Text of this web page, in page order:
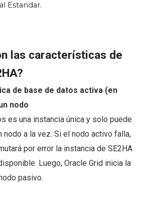
Estandar.
las características de
de base de datos activa (en
nodo
es una instancia única y solo puede
nodo a la vez. Si el nodo activo falla,
por error la instancia de SE2HA
Luego, Oracle Grid inicia la
pasivo.